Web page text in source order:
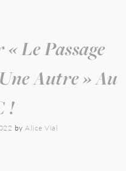
Le Passage
Autre » Au
!
byAlice Vial